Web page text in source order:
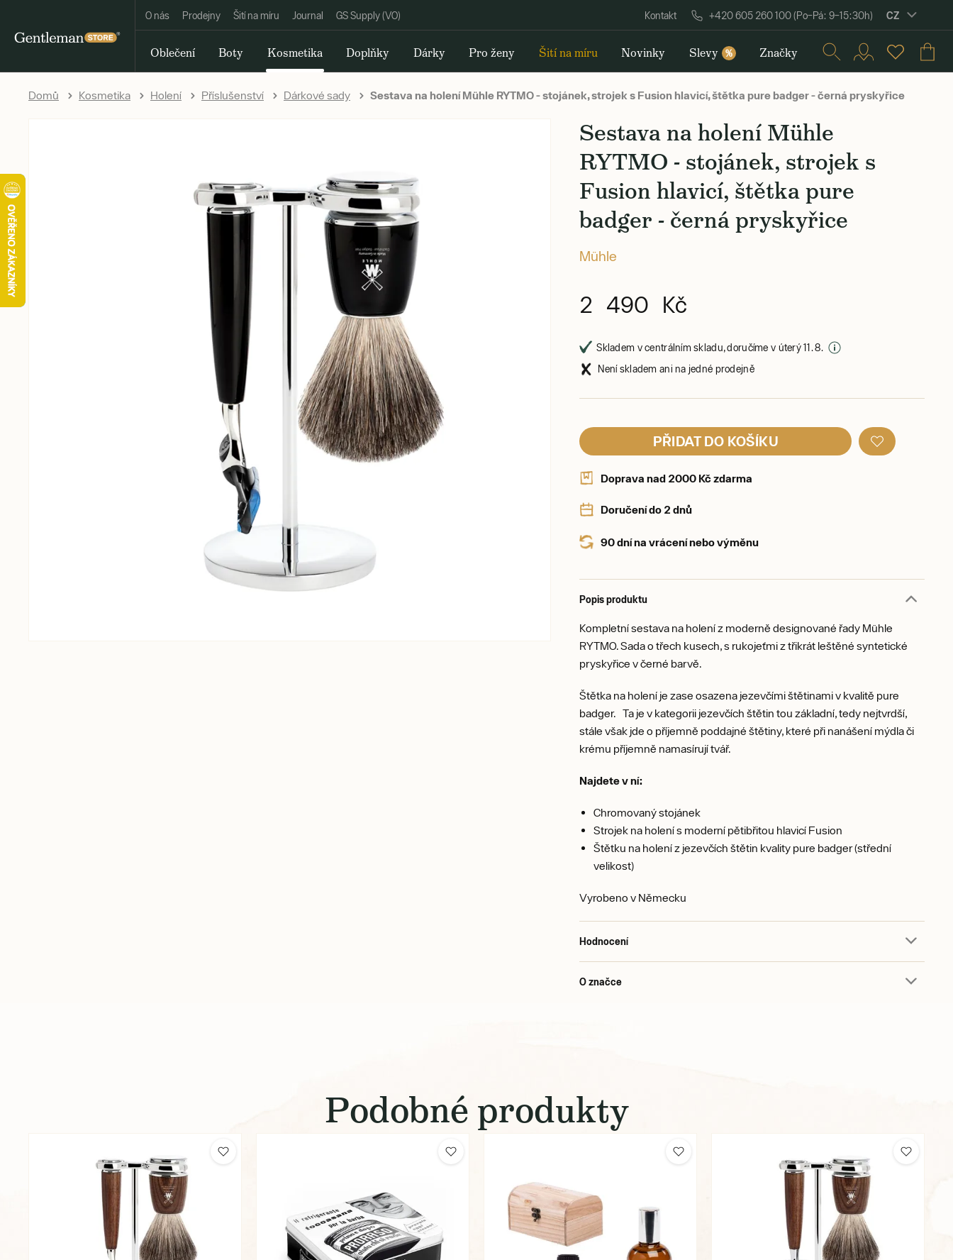
O nás Prodejny Šití na míru Journal GS Supply (VO) Kontakt +420 605 260 100 (Po–Pá: 9–15:30h) CZ
Oblečení Boty Kosmetika Doplňky Dárky Pro ženy Šití na míru Novinky Slevy % Značky
Domů Kosmetika Holení Příslušenství Dárkové sady Sestava na holení Mühle RYTMO - stojánek, strojek s Fusion hlavicí, štětka pure badger - černá pryskyřice
Sestava na holení Mühle
RYTMO - stojánek, strojek s
Fusion hlavicí, štětka pure
badger - černá pryskyřice
Mühle
2 490 Kč
Skladem v centrálním skladu, doručíme v úterý 11. 8.
Není skladem ani na jedné prodejně
PŘIDAT DO KOŠÍKU
Doprava nad 2000 Kč zdarma
Doručení do 2 dnů
90 dní na vrácení nebo výměnu
Popis produktu
Kompletní sestava na holení z moderně designované řady Mühle
RYTMO. Sada o třech kusech, s rukojeťmi z třikrát leštěné syntetické
pryskyřice v černé barvě.
Štětka na holení je zase osazena jezevčími štětinami v kvalitě pure
badger. Ta je v kategorii jezevčích štětin tou základní, tedy nejtvrdší,
stále však jde o příjemně poddajné štětiny, které při nanášení mýdla či
krému příjemně namasírují tvář.
Najdete v ní:
Chromovaný stojánek
Strojek na holení s moderní pětibřitou hlavicí Fusion
Štětku na holení z jezevčích štětin kvality pure badger (střední
velikost)
Vyrobeno v Německu
Hodnocení
O značce
Podobné produkty